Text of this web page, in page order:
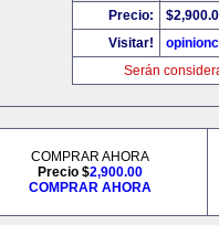
Precio:
Visitar!
Serán
COMPRAR AHORA
Precio $2,900.00
COMPRAR AHORA